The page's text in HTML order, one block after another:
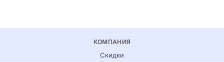
КОМПАНИЯ
Скидки